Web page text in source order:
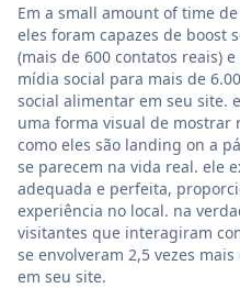
Em a small amount of time
eles foram capazes de boost
(mais de 600 contatos reais)
mídia social para mais de
social alimentar em seu site.
uma forma visual de mostrar
como eles são landing on a
se parecem na vida real. ele
adequada e perfeita,
experiência no local. na
visitantes que interagiram
se envolveram 2,5 vezes
em seu site.